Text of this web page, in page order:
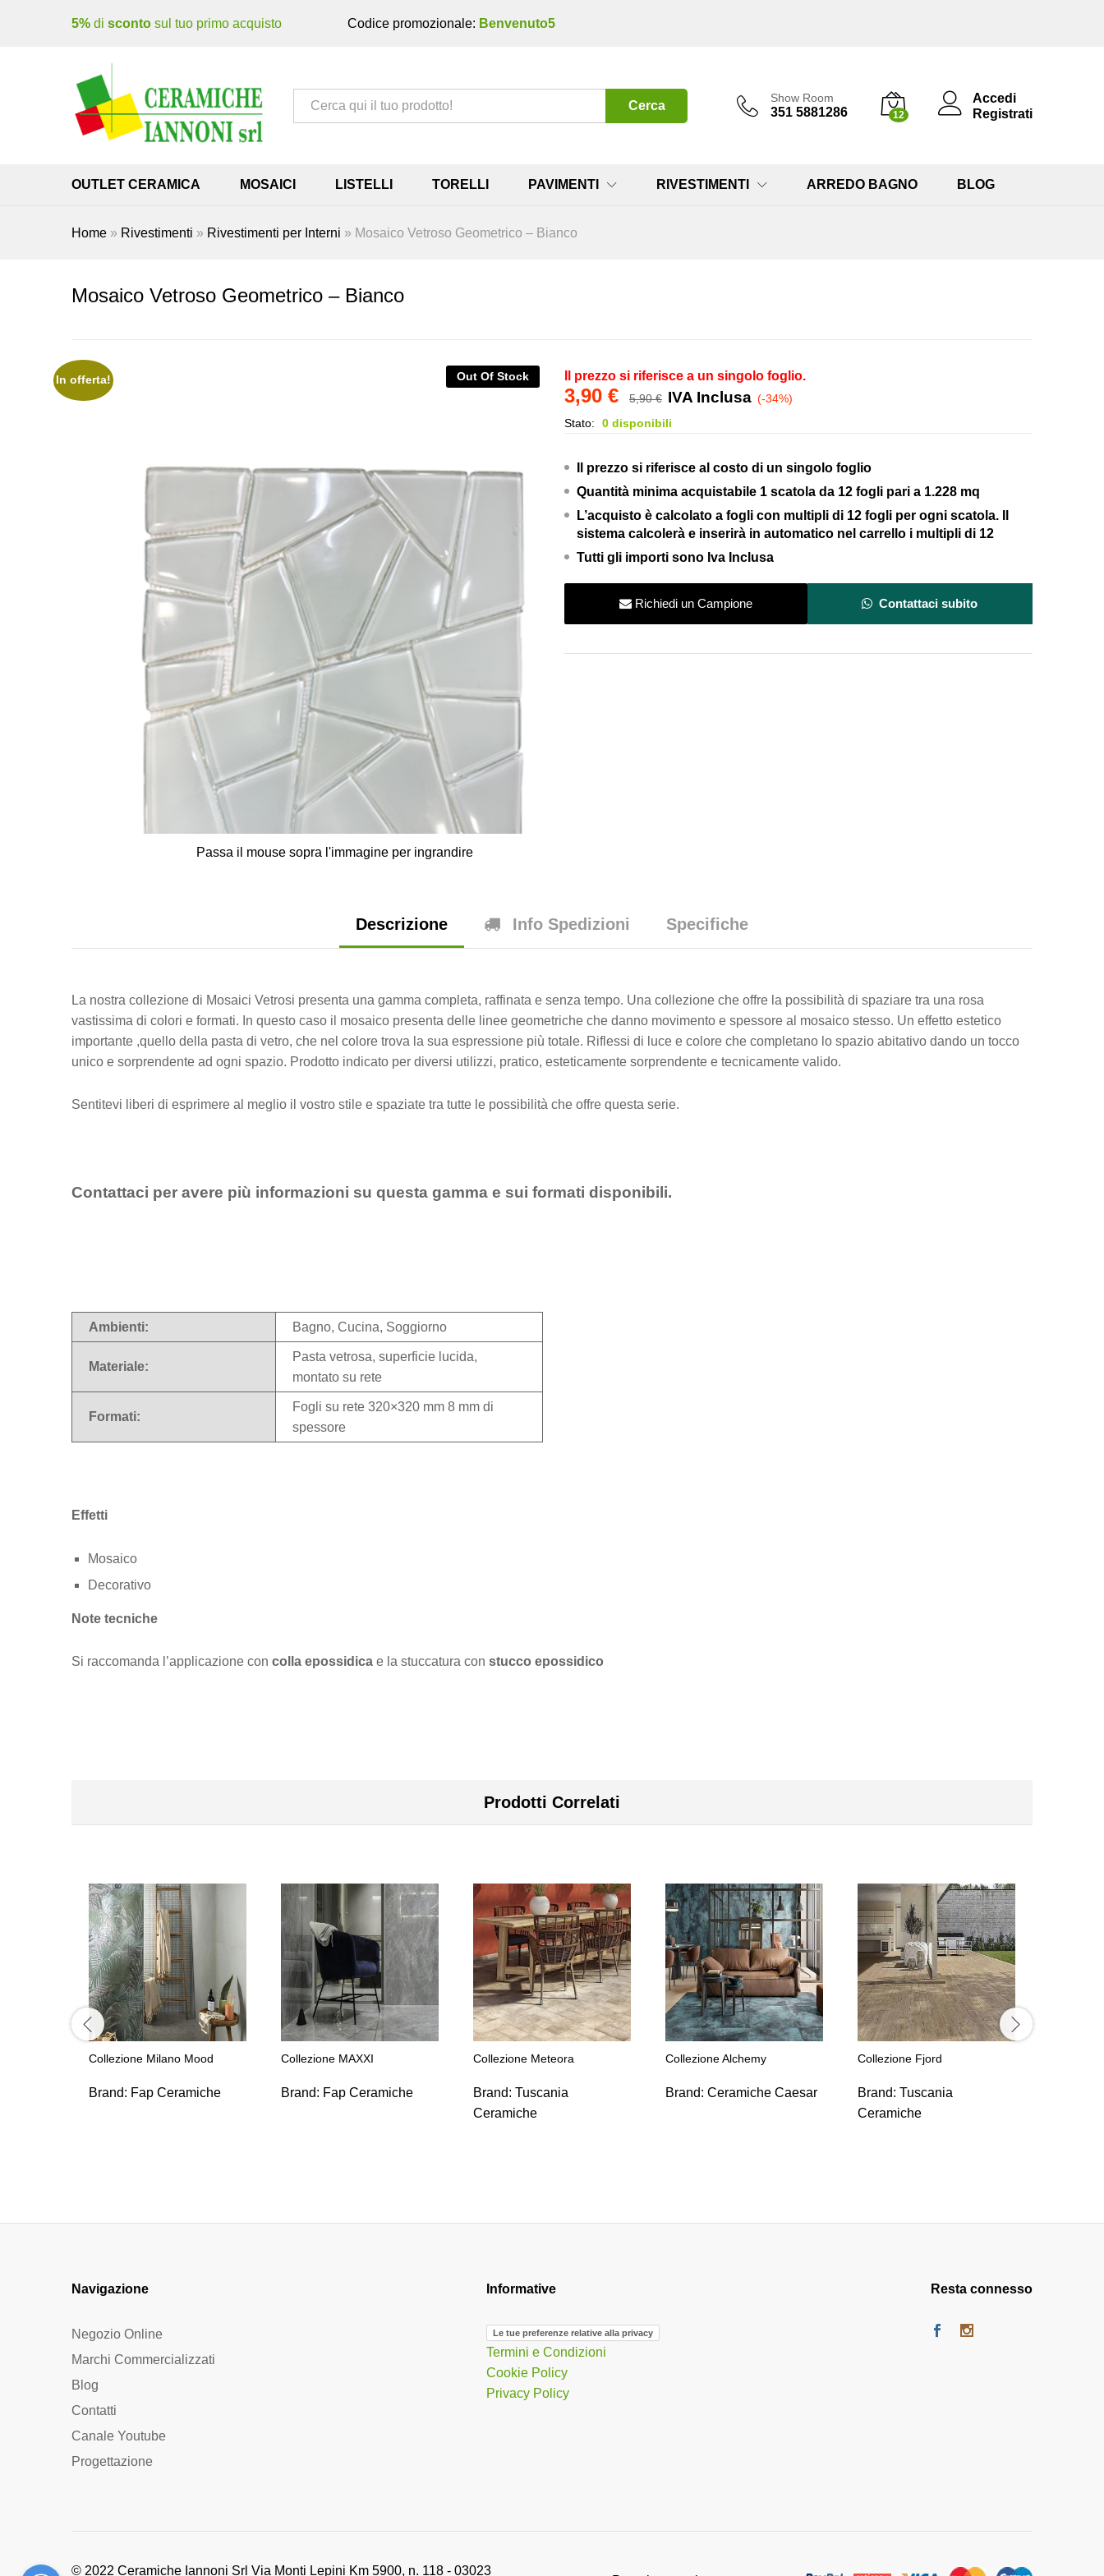
5% di sconto sul tuo primo acquisto Codice promozionale: Benvenuto5
Tutto Cerca
Show Room
351 5881286 12
Accedi
Registrati
OUTLET CERAMICA MOSAICI LISTELLI TORELLI PAVIMENTI RIVESTIMENTI ARREDO BAGNO BLOG
Home » Rivestimenti » Rivestimenti per Interni » Mosaico Vetroso Geometrico – Bianco
Mosaico Vetroso Geometrico – Bianco
In offerta! Out Of Stock
Passa il mouse sopra l'immagine per ingrandire
Il prezzo si riferisce a un singolo foglio.
3,90 € 5,90€ IVA Inclusa (-34%)
Stato:
0 disponibili
Il prezzo si riferisce al costo di un singolo foglio
Quantità minima acquistabile 1 scatola da 12 fogli pari a 1.228 mq
L’acquisto è calcolato a fogli con multipli di 12 fogli per ogni scatola. Il
sistema calcolerà e inserirà in automatico nel carrello i multipli di 12
Tutti gli importi sono Iva Inclusa
Richiedi un Campione Contattaci subito
Descrizione Info Spedizioni Specifiche
La nostra collezione di Mosaici Vetrosi presenta una gamma completa, raffinata e senza tempo. Una collezione che offre la possibilità di spaziare tra una rosa
vastissima di colori e formati. In questo caso il mosaico presenta delle linee geometriche che danno movimento e spessore al mosaico stesso. Un effetto estetico
importante ,quello della pasta di vetro, che nel colore trova la sua espressione più totale. Riflessi di luce e colore che completano lo spazio abitativo dando un tocco
unico e sorprendente ad ogni spazio. Prodotto indicato per diversi utilizzi, pratico, esteticamente sorprendente e tecnicamente valido.
Sentitevi liberi di esprimere al meglio il vostro stile e spaziate tra tutte le possibilità che offre questa serie.
Contattaci per avere più informazioni su questa gamma e sui formati disponibili.
Ambienti: Bagno, Cucina, Soggiorno
Materiale:
Pasta vetrosa, superficie lucida,
montato su rete
Formati:
Fogli su rete 320×320 mm 8 mm di
spessore
Effetti
Mosaico
Decorativo
Note tecniche
Si raccomanda l’applicazione con colla epossidica e la stuccatura con stucco epossidico
Prodotti Correlati
Collezione Milano Mood
Brand: Fap Ceramiche
Collezione MAXXI
Brand: Fap Ceramiche
Collezione Meteora
Brand: Tuscania
Ceramiche
Collezione Alchemy
Brand: Ceramiche Caesar
Collezione Fjord
Brand: Tuscania
Ceramiche
Navigazione
Negozio Online
Marchi Commercializzati
Blog
Contatti
Canale Youtube
Progettazione
Informative
Le tue preferenze relative alla privacy
Termini e Condizioni
Cookie Policy
Privacy Policy
Resta connesso
© 2022 Ceramiche Iannoni Srl Via Monti Lepini Km 5900, n. 118 - 03023